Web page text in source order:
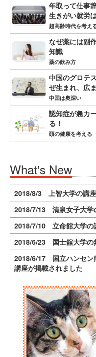
年取って仕事
生きがい就労
超高齢時代を考え
なぜ薬には副
知識
薬の飲み方
中国のグロテ
ぜ生まれ、広
中国は奥深い
認知症が急カ
る！
頭の健康を考える
What's New
2018/8/3 上智大学の講
2018/7/13 清泉女子大学
2018/7/10 立命館大学の
2018/6/23 国士舘大学の
2018/6/17 国立ハンセン
講座が掲載されました